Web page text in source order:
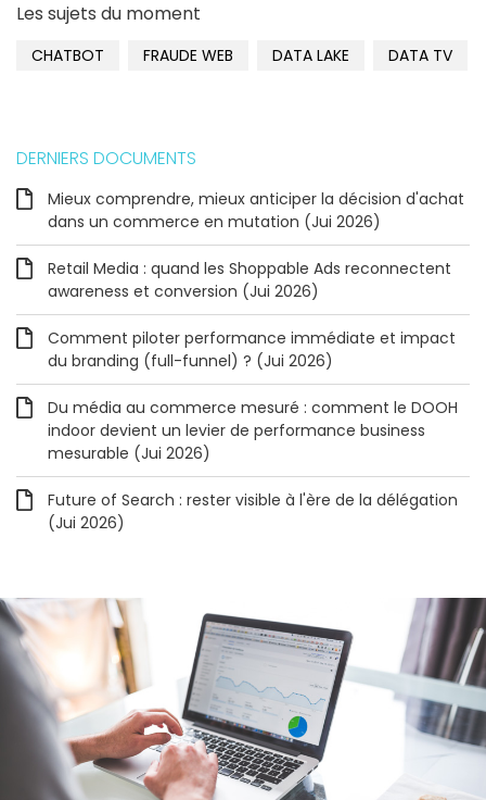
Les sujets du moment
CHATBOT FRAUDE WEB DATA LAKE DATA TV
DERNIERS DOCUMENTS
Mieux comprendre, mieux anticiper la décision d'achat
dans un commerce en mutation (Jui 2026)
Retail Media : quand les Shoppable Ads reconnectent
awareness et conversion (Jui 2026)
Comment piloter performance immédiate et impact
du branding (full-funnel) ? (Jui 2026)
Du média au commerce mesuré : comment le DOOH
indoor devient un levier de performance business
mesurable (Jui 2026)
Future of Search : rester visible à l'ère de la délégation
(Jui 2026)